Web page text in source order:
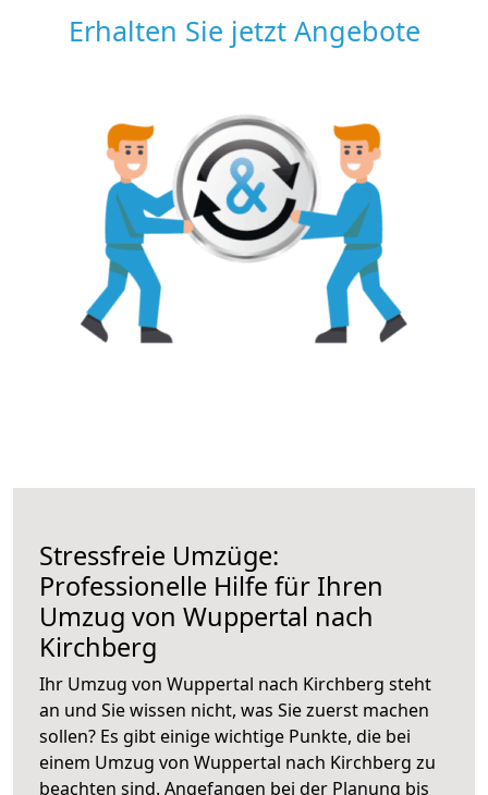
Erhalten Sie jetzt Angebote
Stressfreie Umzüge:
Professionelle Hilfe für Ihren
Umzug von Wuppertal nach
Kirchberg
Ihr Umzug von Wuppertal nach Kirchberg steht
an und Sie wissen nicht, was Sie zuerst machen
sollen? Es gibt einige wichtige Punkte, die bei
einem Umzug von Wuppertal nach Kirchberg zu
beachten sind. Angefangen bei der Planung bis